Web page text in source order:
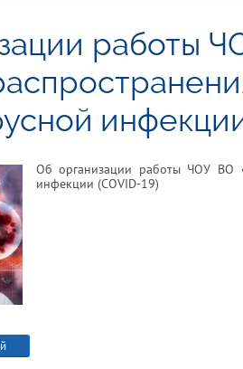
работы
Об организации работы ЧОУ ВО
инфекции (COVID-19)